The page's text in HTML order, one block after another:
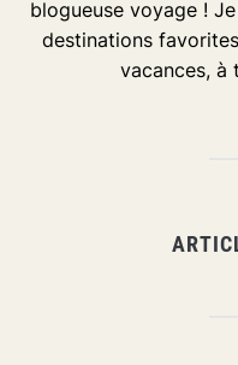
blogueuse voyage !
destinations
vacances, à